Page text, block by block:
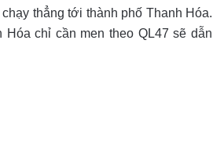
thẳng tới thành phố Thanh Hóa.
Hóa chỉ cần men theo QL47 sẽ dẫn